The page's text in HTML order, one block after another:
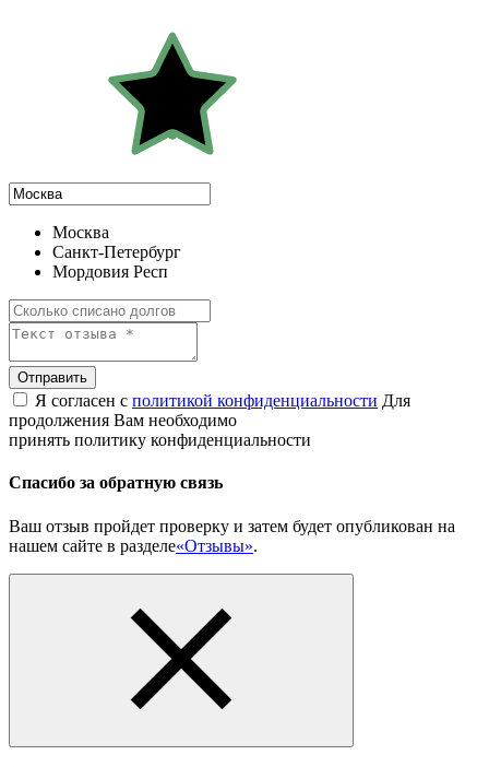
Москва
Санкт-Петербург
Мордовия Респ
Отправить
Я согласен с политикой конфиденциальности Для
продолжения Вам необходимо
принять политику конфиденциальности
Спасибо за обратную связь
Ваш отзыв пройдет проверку и затем будет опубликован на
нашем сайте в разделе«Отзывы».